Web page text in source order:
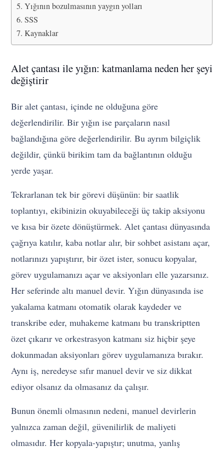
Yığının bozulmasının yaygın yolları
SSS
Kaynaklar
Alet çantası ile yığın: katmanlama neden her şeyi
değiştirir
Bir alet çantası, içinde ne olduğuna göre
değerlendirilir. Bir yığın ise parçaların nasıl
bağlandığına göre değerlendirilir. Bu ayrım bilgiçlik
değildir, çünkü birikim tam da bağlantının olduğu
yerde yaşar.
Tekrarlanan tek bir görevi düşünün: bir saatlik
toplantıyı, ekibinizin okuyabileceği üç takip aksiyonu
ve kısa bir özete dönüştürmek. Alet çantası dünyasında
çağrıya katılır, kaba notlar alır, bir sohbet asistanı açar,
notlarınızı yapıştırır, bir özet ister, sonucu kopyalar,
görev uygulamanızı açar ve aksiyonları elle yazarsınız.
Her seferinde altı manuel devir. Yığın dünyasında ise
yakalama katmanı otomatik olarak kaydeder ve
transkribe eder, muhakeme katmanı bu transkriptten
özet çıkarır ve orkestrasyon katmanı siz hiçbir şeye
dokunmadan aksiyonları görev uygulamanıza bırakır.
Aynı iş, neredeyse sıfır manuel devir ve siz dikkat
ediyor olsanız da olmasanız da çalışır.
Bunun önemli olmasının nedeni, manuel devirlerin
yalnızca zaman değil, güvenilirlik de maliyeti
olmasıdır. Her kopyala-yapıştır; unutma, yanlış